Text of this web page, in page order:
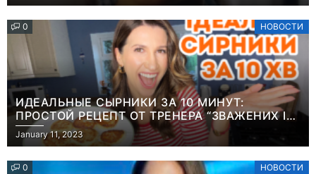
0 НОВОСТИ
ИДЕАЛЬНЫЕ СЫРНИКИ ЗА 10 МИНУТ:
ПРОСТОЙ РЕЦЕПТ ОТ ТРЕНЕРА “ЗВАЖЕНИХ І
ЩАСЛИВИХ” АНИТЫ ЛУЦЕНКО
January 11, 2023
0 НОВОСТИ